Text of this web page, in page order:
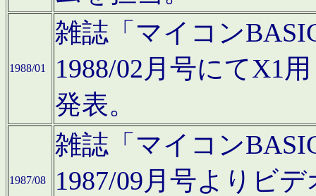
1988/01
雑誌「マイコン
1988/02月号にてX1
発表。
1987/08
雑誌「マイコン
1987/09月号よりビ